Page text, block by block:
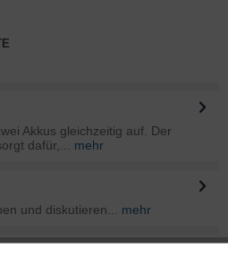
Akkus gleichzeitig auf. Der
dafür,...
mehr
und diskutieren...
mehr